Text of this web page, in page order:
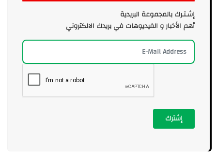
إشـتـرك بالمجموعة البريدية
أهم الأخبار و الفيديوهات في بريدك الالكتروني
إشترك